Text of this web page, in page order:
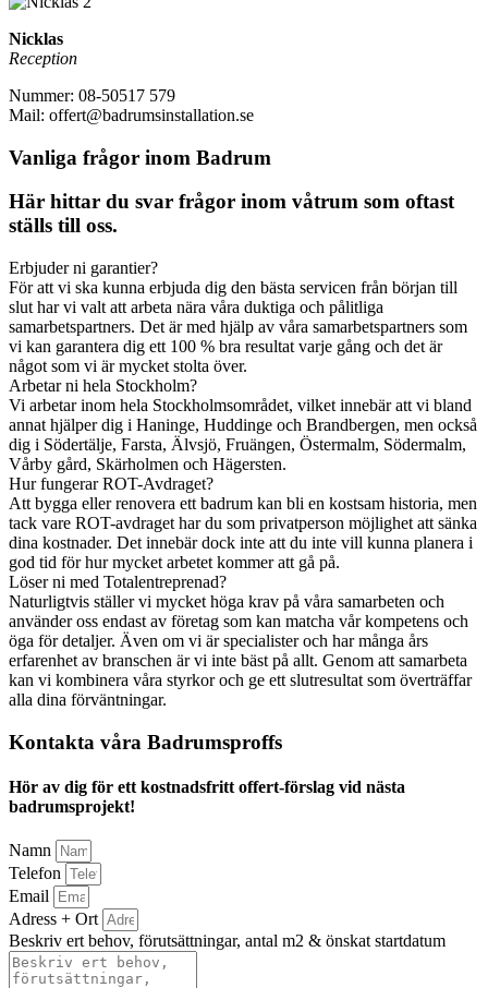
Nicklas
Reception
Nummer: 08-50517 579
Mail: offert@badrumsinstallation.se
Vanliga frågor inom Badrum
Här hittar du svar frågor inom våtrum som oftast
ställs till oss.
Erbjuder ni garantier?
För att vi ska kunna erbjuda dig den bästa servicen från början till
slut har vi valt att arbeta nära våra duktiga och pålitliga
samarbetspartners. Det är med hjälp av våra samarbetspartners som
vi kan garantera dig ett 100 % bra resultat varje gång och det är
något som vi är mycket stolta över.
Arbetar ni hela Stockholm?
Vi arbetar inom hela Stockholmsområdet, vilket innebär att vi bland
annat hjälper dig i Haninge, Huddinge och Brandbergen, men också
dig i Södertälje, Farsta, Älvsjö, Fruängen, Östermalm, Södermalm,
Vårby gård, Skärholmen och Hägersten.
Hur fungerar ROT-Avdraget?
Att bygga eller renovera ett badrum kan bli en kostsam historia, men
tack vare ROT-avdraget har du som privatperson möjlighet att sänka
dina kostnader. Det innebär dock inte att du inte vill kunna planera i
god tid för hur mycket arbetet kommer att gå på.
Löser ni med Totalentreprenad?
Naturligtvis ställer vi mycket höga krav på våra samarbeten och
använder oss endast av företag som kan matcha vår kompetens och
öga för detaljer. Även om vi är specialister och har många års
erfarenhet av branschen är vi inte bäst på allt. Genom att samarbeta
kan vi kombinera våra styrkor och ge ett slutresultat som överträffar
alla dina förväntningar.
Kontakta våra Badrumsproffs
Hör av dig för ett kostnadsfritt offert-förslag vid nästa
badrumsprojekt!
Namn
Telefon
Email
Adress + Ort
Beskriv ert behov, förutsättningar, antal m2 & önskat startdatum